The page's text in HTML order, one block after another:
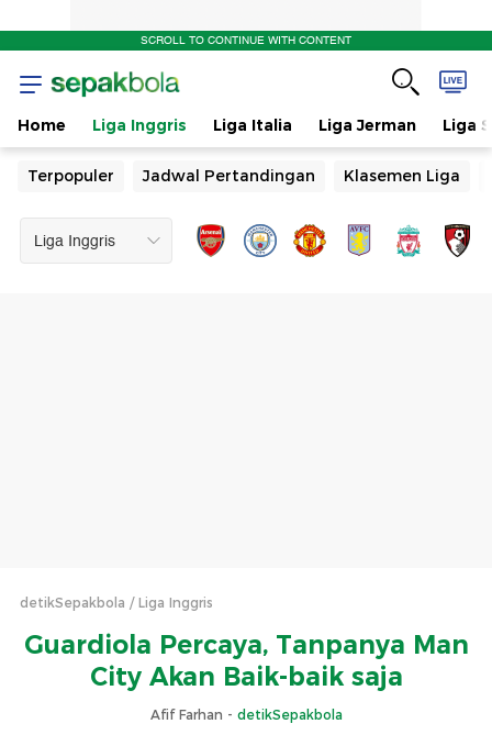
SCROLL TO CONTINUE WITH CONTENT
Home Liga Inggris Liga Italia Liga Jerman Liga
Terpopuler Jadwal Pertandingan Klasemen Liga
detikSepakbola Liga Inggris
Guardiola Percaya, Tanpanya Man
City Akan Baik-baik saja
Afif Farhan - detikSepakbola